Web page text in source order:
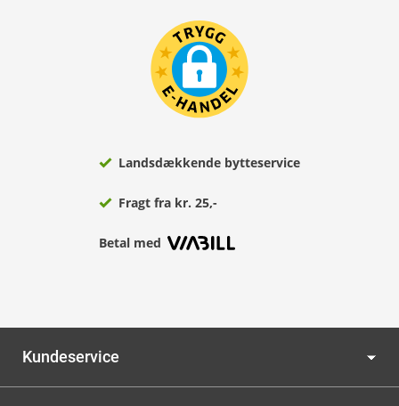
Landsdækkende bytteservice
Fragt fra kr. 25,-
Betal med
Kundeservice